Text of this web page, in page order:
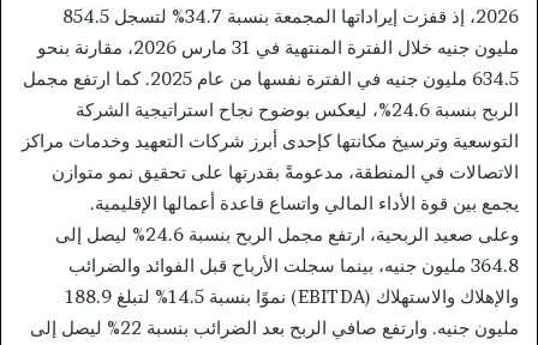
2026، إذ قفزت إيراداتها المجمعة بنسبة 34.7% لتسجل 854.5
مليون جنيه خلال الفترة المنتهية في 31 مارس 2026، مقارنة بنحو
634.5 مليون جنيه في الفترة نفسها من عام 2025. كما ارتفع مجمل
الربح بنسبة 24.6%، ليعكس بوضوح نجاح استراتيجية الشركة
التوسعية وترسيخ مكانتها كإحدى أبرز شركات التعهيد وخدمات مراكز
الاتصالات في المنطقة، مدعومةً بقدرتها على تحقيق نمو متوازن
يجمع بين قوة الأداء المالي واتساع قاعدة أعمالها الإقليمية.
وعلى صعيد الربحية، ارتفع مجمل الربح بنسبة 24.6% ليصل إلى
364.8 مليون جنيه، بينما سجلت الأرباح قبل الفوائد والضرائب
والإهلاك والاستهلاك (EBITDA) نموًا بنسبة 14.5% لتبلغ 188.9
مليون جنيه. وارتفع صافي الربح بعد الضرائب بنسبة 22% ليصل إلى